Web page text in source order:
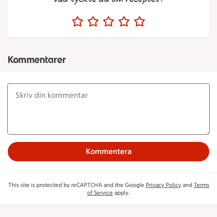
Kommentarer
Kommentera
This site is protected by reCAPTCHA and the Google Privacy Policyand Terms
of Service apply.